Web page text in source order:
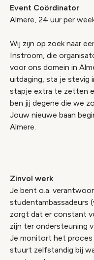
Event Coördinator
Almere, 24 uur per
Wij zijn op zoek naar
Instroom, die
voor ons domein in
uitdaging, sta je stevig
stapje extra te zetten
ben jij degene die we
Jouw nieuwe baan
Almere.
Zinvol werk
Je bent o.a.
studentambassadeurs
zorgt dat er constant
zijn ter ondersteuning
Je monitort het
stuurt zelfstandig bij